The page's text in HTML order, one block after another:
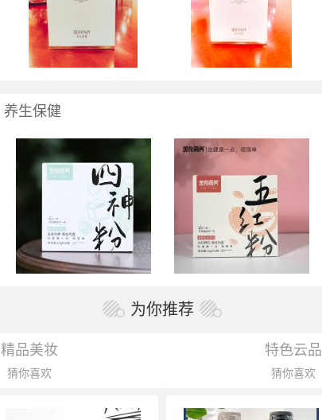
养生保健
为你推荐
精品美妆
猜你喜欢
特色云品
猜你喜欢